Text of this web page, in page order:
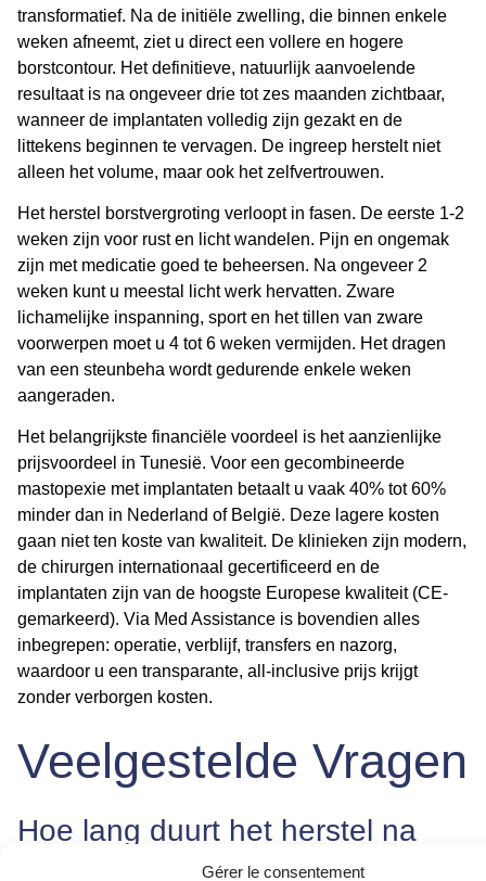
Gérer le consentement
transformatief. Na de initiële zwelling, die binnen enkele
weken afneemt, ziet u direct een vollere en hogere
borstcontour. Het definitieve, natuurlijk aanvoelende
resultaat is na ongeveer drie tot zes maanden zichtbaar,
wanneer de implantaten volledig zijn gezakt en de
littekens beginnen te vervagen. De ingreep herstelt niet
alleen het volume, maar ook het zelfvertrouwen.
Het herstel borstvergroting verloopt in fasen. De eerste 1-2
weken zijn voor rust en licht wandelen. Pijn en ongemak
zijn met medicatie goed te beheersen. Na ongeveer 2
weken kunt u meestal licht werk hervatten. Zware
lichamelijke inspanning, sport en het tillen van zware
voorwerpen moet u 4 tot 6 weken vermijden. Het dragen
van een steunbeha wordt gedurende enkele weken
aangeraden.
Het belangrijkste financiële voordeel is het aanzienlijke
prijsvoordeel in Tunesië. Voor een gecombineerde
mastopexie met implantaten betaalt u vaak 40% tot 60%
minder dan in Nederland of België. Deze lagere kosten
gaan niet ten koste van kwaliteit. De klinieken zijn modern,
de chirurgen internationaal gecertificeerd en de
implantaten zijn van de hoogste Europese kwaliteit (CE-
gemarkeerd). Via Med Assistance is bovendien alles
inbegrepen: operatie, verblijf, transfers en nazorg,
waardoor u een transparante, all-inclusive prijs krijgt
zonder verborgen kosten.
Veelgestelde Vragen
Hoe lang duurt het herstel na
een borstvergroting met lift?